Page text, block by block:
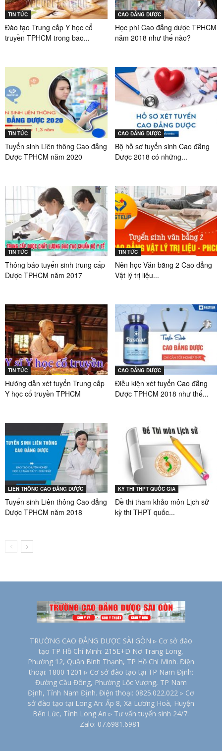
TIN TỨC
Đào tạo Trung cấp Y học cổ
truyền TPHCM trong bao...
CAO ĐẲNG DƯỢC
Học phí Cao đẳng dược TPHCM
năm 2018 như thế nào?
TIN TỨC
Tuyển sinh Liên thông Cao đẳng
Dược TPHCM năm 2020
CAO ĐẲNG DƯỢC
Bộ hồ sơ tuyển sinh Cao đẳng
Dược 2018 có những...
TIN TỨC
Thông báo tuyển sinh trung cấp
Dược TPHCM năm 2017
TIN TỨC
Nên học Văn bằng 2 Cao đẳng
Vật lý trị liệu...
TIN TỨC
Hướng dẫn xét tuyển Trung cấp
Y học cổ truyền TPHCM
CAO ĐẲNG DƯỢC
Điều kiện xét tuyển Cao đẳng
Dược TPHCM 2018 như thế...
LIÊN THÔNG CAO ĐẲNG DƯỢC
Tuyển sinh Liên thông Cao đẳng
Dược TPHCM năm 2018
KỲ THI THPT QUỐC GIA
Đề thi tham khảo môn Lịch sử
kỳ thi THPT quốc...
TRƯỜNG CAO ĐẲNG DƯỢC SÀI GÒN ▹ Cơ sở đào
tạo TP Hồ Chí Minh: 215E+D Nơ Trang Long,
Phường 12, Quận Bình Thạnh, TP Hồ Chí Minh. Điện
thoại: 1800 1201 ▹ Cơ sở đào tạo tại TP Nam Định:
Đường Cầu Đông, Phường Lộc Vượng, TP Nam
Định, Tỉnh Nam Định. Điện thoại: 0825.022.022 ▹ Cơ
sở đào tạo tại Long An: Ấp 8, Xã Lương Hoà, Huyện
Bến Lức, Tỉnh Long An ▹ Tư vấn tuyển sinh 24/7:
Zalo: 07.6981.6981